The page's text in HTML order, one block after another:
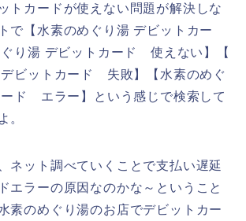
トカードが使えない問題が解決しな
で【水素のめぐり湯 デビットカー
ぐり湯 デビットカード 使えない】【
ビットカード 失敗】【水素のめぐ
ード エラー】という感じで検索して
。
ネット調べていくことで支払い遅延
エラーの原因なのかな～ということ
素のめぐり湯のお店でデビットカー